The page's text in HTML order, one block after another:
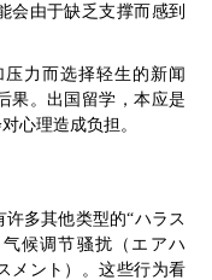
会由于缺乏支撑而感到
力而选择轻生的新闻
果。出国留学，本应是
心理造成负担。
多其他类型的“ハラス
候调节骚扰（エアハ
メント）。这些行为看